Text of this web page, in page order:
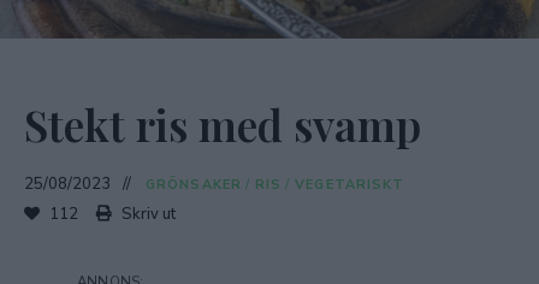
Stekt ris med svamp
25/08/2023 GRÖNSAKER / RIS / VEGETARISKT
112 Skriv ut